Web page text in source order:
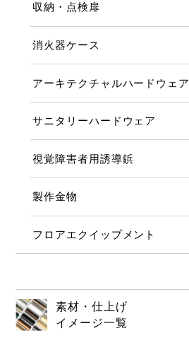
収納・点検扉
消火器ケース
アーキテクチャルハードウェア
サニタリーハードウェア
視覚障害者用誘導鋲
製作金物
フロアエクイップメント
素材・仕上げ
イメージ一覧